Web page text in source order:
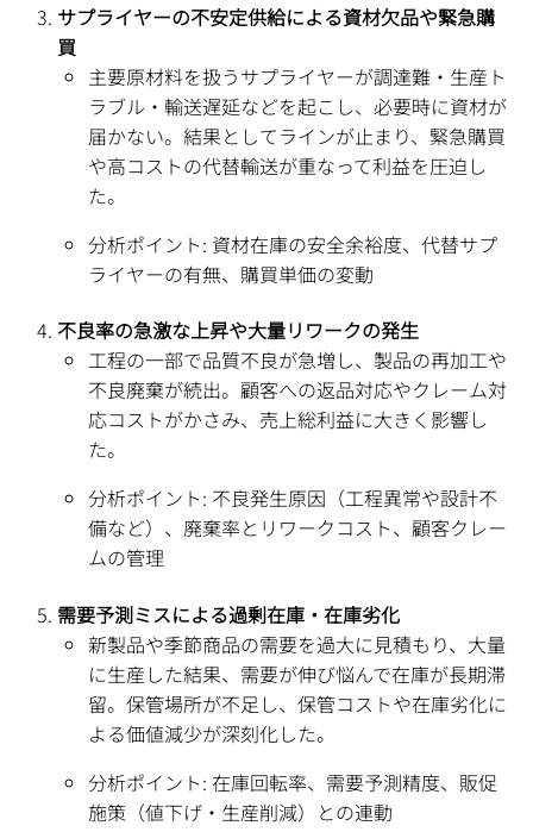
サプライヤーの不安定供給による資材欠品や緊急購
買
主要原材料を扱うサプライヤーが調達難・生産ト
ラブル・輸送遅延などを起こし、必要時に資材が
届かない。結果としてラインが止まり、緊急購買
や高コストの代替輸送が重なって利益を圧迫し
た。
分析ポイント: 資材在庫の安全余裕度、代替サプ
ライヤーの有無、購買単価の変動
不良率の急激な上昇や大量リワークの発生
工程の一部で品質不良が急増し、製品の再加工や
不良廃棄が続出。顧客への返品対応やクレーム対
応コストがかさみ、売上総利益に大きく影響し
た。
分析ポイント: 不良発生原因（工程異常や設計不
備など）、廃棄率とリワークコスト、顧客クレー
ムの管理
需要予測ミスによる過剰在庫・在庫劣化
新製品や季節商品の需要を過大に見積もり、大量
に生産した結果、需要が伸び悩んで在庫が長期滞
留。保管場所が不足し、保管コストや在庫劣化に
よる価値減少が深刻化した。
分析ポイント: 在庫回転率、需要予測精度、販促
施策（値下げ・生産削減）との連動